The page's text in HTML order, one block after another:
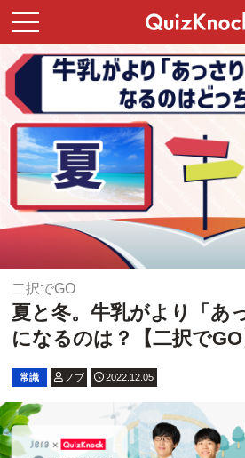
二択でGO
夏と冬。牛乳がより「あ
になるのは？【二択でGO
常識 ノブ 2022.12.05